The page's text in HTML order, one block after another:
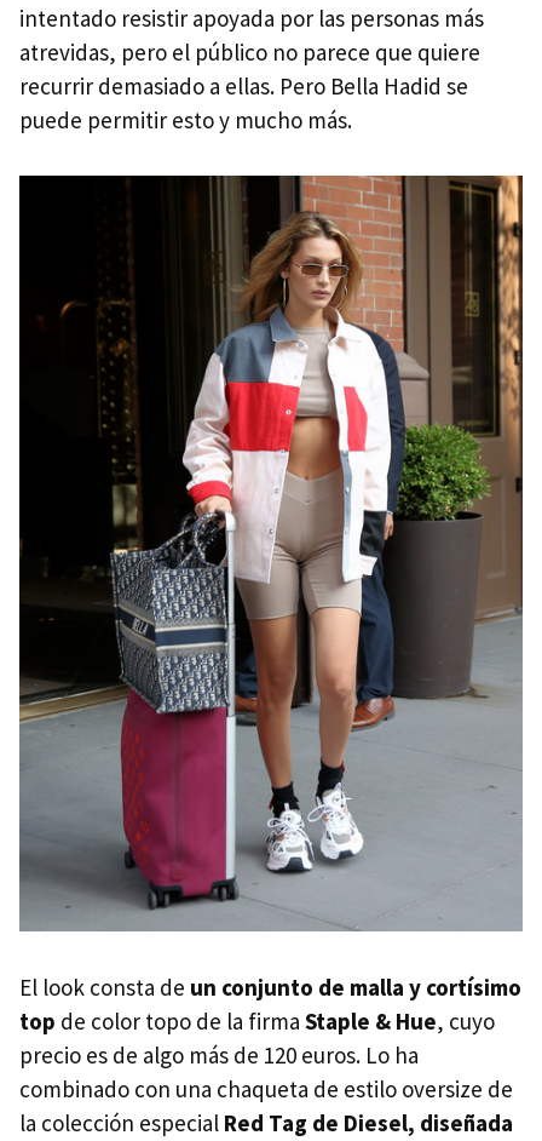
intentado resistir apoyada por las personas más
atrevidas, pero el público no parece que quiere
recurrir demasiado a ellas. Pero Bella Hadid se
puede permitir esto y mucho más.
El look consta de un conjunto de malla y cortísimo
top de color topo de la firma Staple & Hue, cuyo
precio es de algo más de 120 euros. Lo ha
combinado con una chaqueta de estilo oversize de
la colección especial Red Tag de Diesel, diseñada